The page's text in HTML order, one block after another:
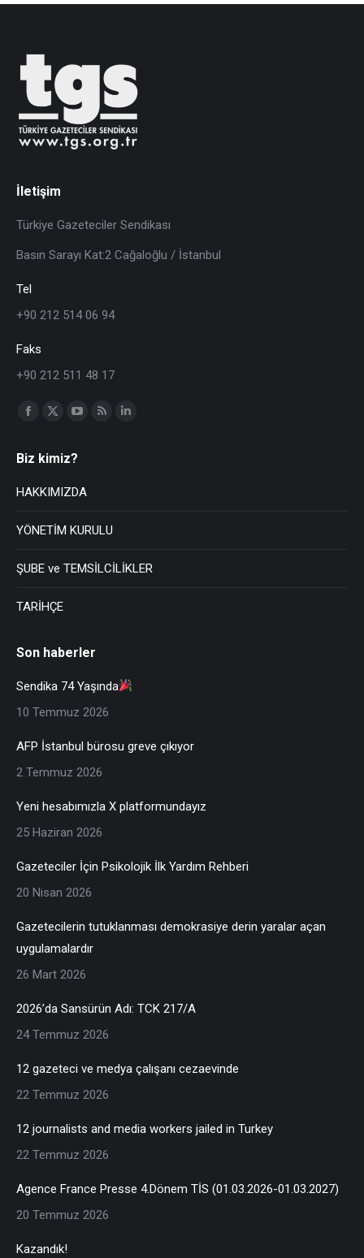
İletişim
Türkiye Gazeteciler Sendikası
Basın Sarayı Kat:2 Cağaloğlu / İstanbul
Tel
+90 212 514 06 94
Faks
+90 212 511 48 17
Find us on:
Biz kimiz?
HAKKIMIZDA
YÖNETİM KURULU
ŞUBE ve TEMSİLCİLİKLER
TARİHÇE
Son haberler
Sendika 74 Yaşında
10 Temmuz 2026
AFP İstanbul bürosu greve çıkıyor
2 Temmuz 2026
Yeni hesabımızla X platformundayız
25 Haziran 2026
Gazeteciler İçin Psikolojik İlk Yardım Rehberi
20 Nisan 2026
Gazetecilerin tutuklanması demokrasiye derin yaralar açan
uygulamalardır
26 Mart 2026
2026’da Sansürün Adı: TCK 217/A
24 Temmuz 2026
12 gazeteci ve medya çalışanı cezaevinde
22 Temmuz 2026
12 journalists and media workers jailed in Turkey
22 Temmuz 2026
Agence France Presse 4.Dönem TİS (01.03.2026-01.03.2027)
20 Temmuz 2026
Kazandık!